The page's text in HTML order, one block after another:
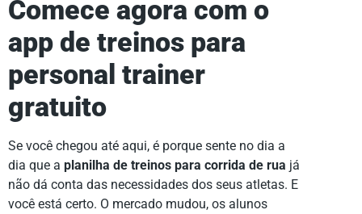
Comece agora com o
app de treinos para
personal trainer
gratuito
Se você chegou até aqui, é porque sente no dia a
dia que a planilha de treinos para corrida de rua já
não dá conta das necessidades dos seus atletas. E
você está certo. O mercado mudou, os alunos